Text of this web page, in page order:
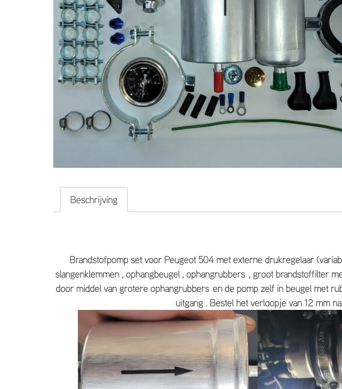
Beschrijving
Brandstofpomp set voor Peugeot 504 met externe drukregelaar
slangenklemmen , ophangbeugel , ophangrubbers , groot brandstoffilter
door middel van grotere ophangrubbers en de pomp zelf in beugel met
uitgang . Bestel het verloopje van 12 mm